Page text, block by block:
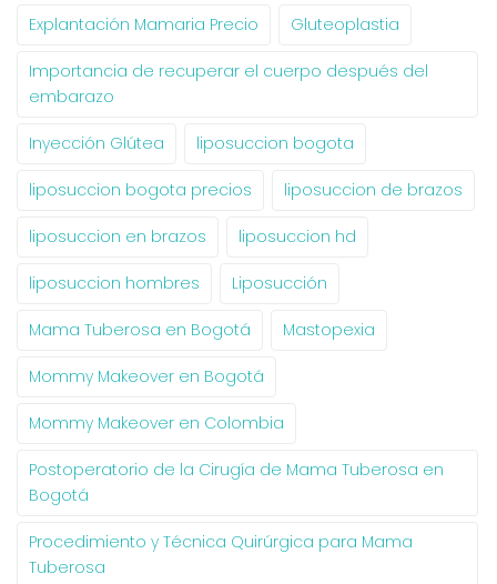
Explantación Mamaria Precio Gluteoplastia
Importancia de recuperar el cuerpo después del
embarazo
Inyección Glútea liposuccion bogota
liposuccion bogota precios liposuccion de brazos
liposuccion en brazos liposuccion hd
liposuccion hombres Liposucción
Mama Tuberosa en Bogotá Mastopexia
Mommy Makeover en Bogotá
Mommy Makeover en Colombia
Postoperatorio de la Cirugía de Mama Tuberosa en
Bogotá
Procedimiento y Técnica Quirúrgica para Mama
Tuberosa